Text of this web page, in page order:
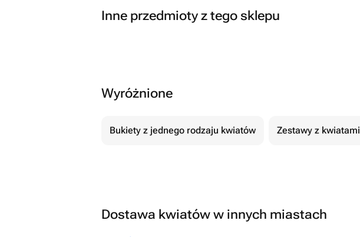
Inne przedmioty z tego sklepu
Wyróżnione
Bukiety z jednego rodzaju kwiatów Zestawy z kwiatami
Dostawa kwiatów w innych miastach